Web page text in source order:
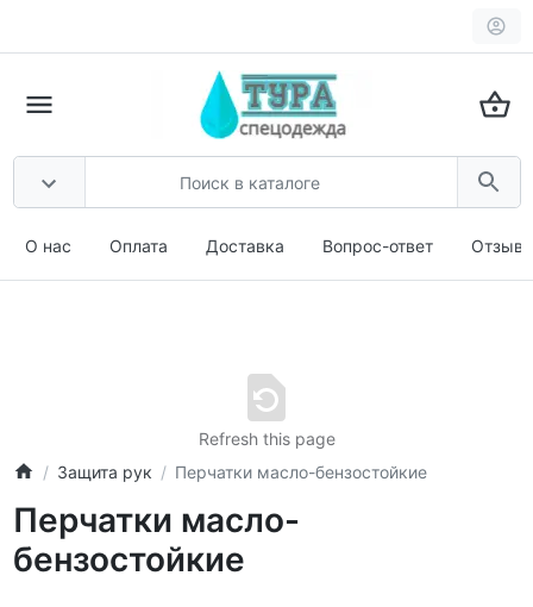
О нас Оплата Доставка Вопрос-ответ
Refresh this page
Защита рук
Перчатки масло-бензостойкие
Перчатки масло-
бензостойкие